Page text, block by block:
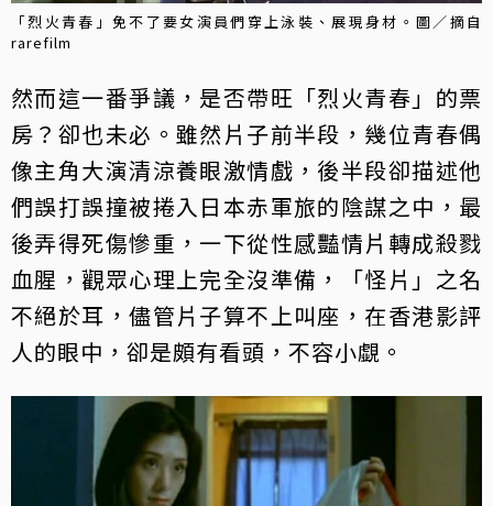
「烈火青春」免不了要女演員們穿上泳裝、展現身材。圖／摘自
rarefilm
然而這一番爭議，是否帶旺「烈火青春」的票
房？卻也未必。雖然片子前半段，幾位青春偶
像主角大演清涼養眼激情戲，後半段卻描述他
們誤打誤撞被捲入日本赤軍旅的陰謀之中，最
後弄得死傷慘重，一下從性感豔情片轉成殺戮
血腥，觀眾心理上完全沒準備，「怪片」之名
不絕於耳，儘管片子算不上叫座，在香港影評
人的眼中，卻是頗有看頭，不容小覷。